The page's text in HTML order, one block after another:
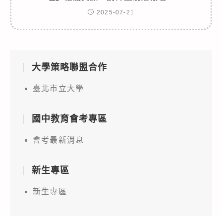
2025-07-21
大學策略聯盟合作
臺北市立大學
國中教育會考專區
會考最新消息
新生專區
新生專區